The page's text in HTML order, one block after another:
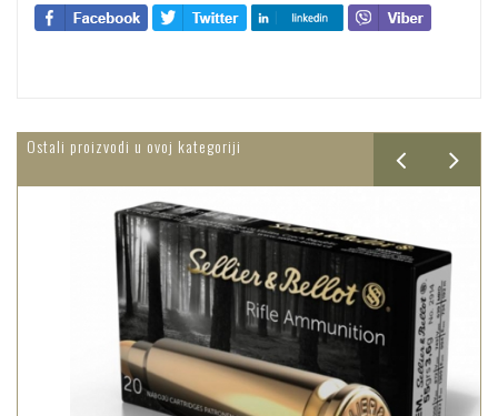
Ostali proizvodi u ovoj kategoriji